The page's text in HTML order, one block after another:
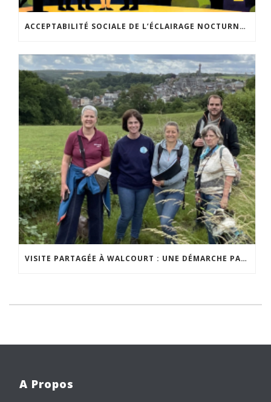
ACCEPTABILITÉ SOCIALE DE L’ÉCLAIRAGE NOCTURNE : LE REPLAY EST DISPONIBLE
VISITE PARTAGÉE À WALCOURT : UNE DÉMARCHE PARTICIPATIVE ANIMÉE PAR ESPACE ENVIRONNEMENT
A Propos